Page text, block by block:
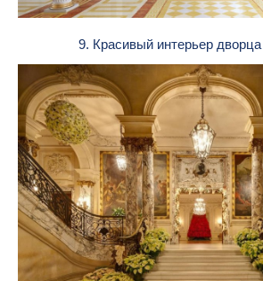
9. Красивый интерьер